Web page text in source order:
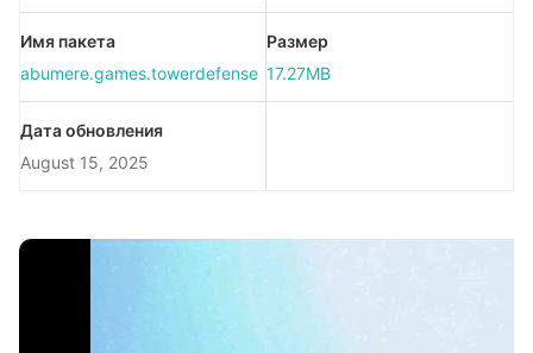
Имя пакета
abumere.games.towerdefense
Размер
17.27MB
Дата обновления
August 15, 2025